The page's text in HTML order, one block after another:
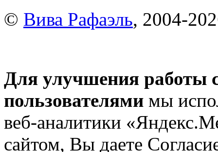
© Вива Рафаэль, 2004-
Для улучшения работы
пользователями мы
веб-аналитики
сайтом, Вы даете